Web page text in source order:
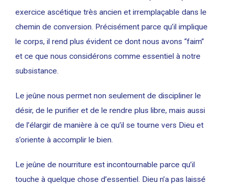
exercice ascétique très ancien et irremplaçable dans le
chemin de conversion. Précisément parce qu’il implique
le corps, il rend plus évident ce dont nous avons “faim”
et ce que nous considérons comme essentiel à notre
subsistance.
Le jeûne nous permet non seulement de discipliner le
désir, de le purifier et de le rendre plus libre, mais aussi
de l’élargir de manière à ce qu’il se tourne vers Dieu et
s’oriente à accomplir le bien.
Le jeûne de nourriture est incontournable parce qu’il
touche à quelque chose d’essentiel. Dieu n’a pas laissé